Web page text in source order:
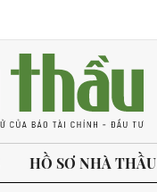
HỒ SƠ NHÀ THẦU